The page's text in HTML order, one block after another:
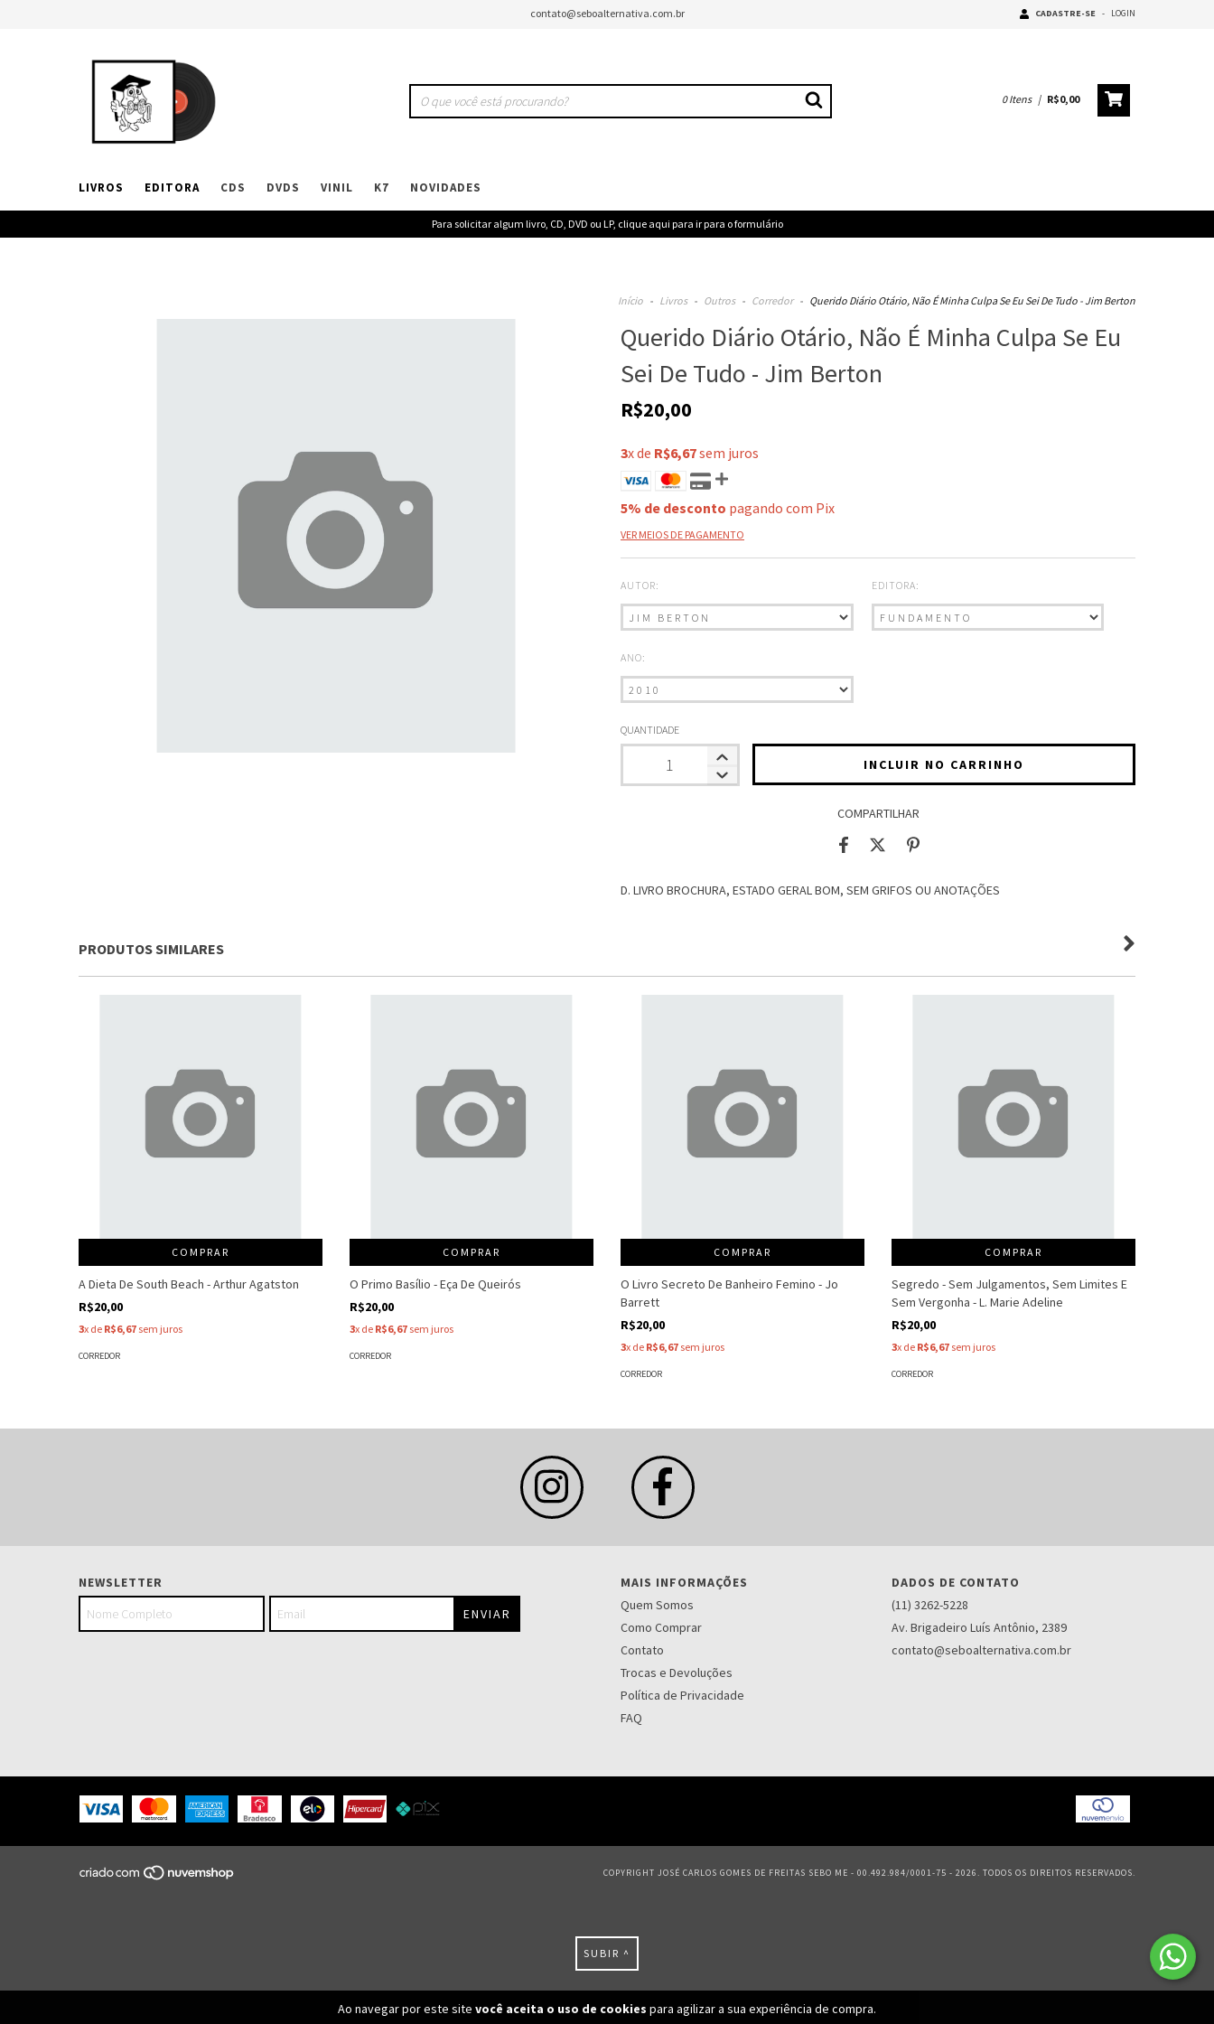
contato@seboalternativa.com.br CADASTRE-SE - LOGIN
Ao navegar por este site você aceita o uso de cookies para agilizar a sua experiência de compra.
0Itens | R$0,00
LIVROS EDITORA CDS DVDS VINIL K7 NOVIDADES
Para solicitar algum livro, CD, DVD ou LP, clique aqui para ir para o formulário
Início - Livros - Outros - Corredor - Querido Diário Otário, Não É Minha Culpa Se Eu Sei De Tudo - Jim Berton
Querido Diário Otário, Não É Minha Culpa Se Eu
Sei De Tudo - Jim Berton
R$20,00
3x de R$6,67sem juros
5% de desconto pagando com Pix
VER MEIOS DE PAGAMENTO
AUTOR: EDITORA:
ANO:
QUANTIDADE
COMPARTILHAR
D. LIVRO BROCHURA, ESTADO GERAL BOM, SEM GRIFOS OU ANOTAÇÕES
PRODUTOS SIMILARES
COMPRAR
A Dieta De South Beach - Arthur Agatston
R$20,00
3x de R$6,67 sem juros
CORREDOR
COMPRAR
O Primo Basílio - Eça De Queirós
R$20,00
3x de R$6,67 sem juros
CORREDOR
COMPRAR
O Livro Secreto De Banheiro Femino - Jo
Barrett
R$20,00
3x de R$6,67 sem juros
CORREDOR
COMPRAR
Segredo - Sem Julgamentos, Sem Limites E
Sem Vergonha - L. Marie Adeline
R$20,00
3x de R$6,67 sem juros
CORREDOR
NEWSLETTER
MAIS INFORMAÇÕES
Quem Somos
Como Comprar
Contato
Trocas e Devoluções
Política de Privacidade
FAQ
DADOS DE CONTATO
(11) 3262-5228
Av. Brigadeiro Luís Antônio, 2389
contato@seboalternativa.com.br
COPYRIGHT JOSÉ CARLOS GOMES DE FREITAS SEBO ME - 00.492.984/0001-75 - 2026. TODOS OS DIREITOS RESERVADOS.
SUBIR ^